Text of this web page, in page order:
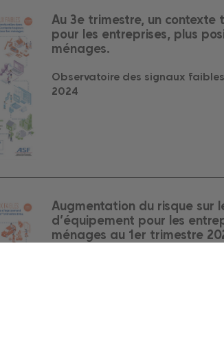
Au 3e trimestre, un contexte
pour les entreprises, plus
ménages.
Observatoire des signaux
2024
Augmentation du risque sur
d’équipement pour les
ménages au 1er trimestre